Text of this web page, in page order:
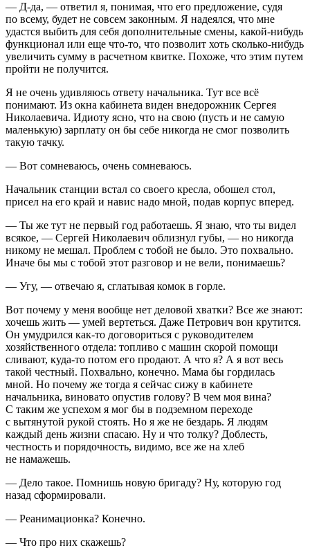
— Д-да, — ответил я, понимая, что его предложение, судя
по всему, будет не совсем законным. Я надеялся, что мне
удастся выбить для себя дополнительные смены, какой-нибудь
функционал или еще что-то, что позволит хоть сколько-нибудь
увеличить сумму в расчетном квитке. Похоже, что этим путем
пройти не получится.
Я не очень удивляюсь ответу начальника. Тут все всё
понимают. Из окна кабинета виден внедорожник Сергея
Николаевича. Идиоту ясно, что на свою (пусть и не самую
маленькую) зарплату он бы себе никогда не смог позволить
такую тачку.
— Вот сомневаюсь, очень сомневаюсь.
Начальник станции встал со своего кресла, обошел стол,
присел на его край и навис надо мной, подав корпус вперед.
— Ты же тут не первый год работаешь. Я знаю, что ты видел
всякое, — Сергей Николаевич облизнул губы, — но никогда
никому не мешал. Проблем с тобой не было. Это похвально.
Иначе бы мы с тобой этот разговор и не вели, понимаешь?
— Угу, — отвечаю я, сглатывая комок в горле.
Вот почему у меня вообще нет деловой хватки? Все же знают:
хочешь жить — умей вертеться. Даже Петрович вон крутится.
Он умудрился как-то договориться с руководителем
хозяйственного отдела: топливо с машин скорой помощи
сливают, куда-то потом его продают. А что я? А я вот весь
такой честный. Похвально, конечно. Мама бы гордилась
мной. Но почему же тогда я сейчас сижу в кабинете
начальника, виновато опустив голову? В чем моя вина?
С таким же успехом я мог бы в подземном переходе
с вытянутой рукой стоять. Но я же не бездарь. Я людям
каждый день жизни спасаю. Ну и что толку? Доблесть,
честность и порядочность, видимо, все же на хлеб
не намажешь.
— Дело такое. Помнишь новую бригаду? Ну, которую год
назад сформировали.
— Реанимационка? Конечно.
— Что про них скажешь?